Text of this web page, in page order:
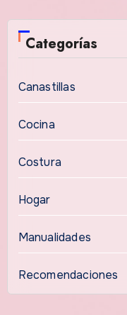
Categorías
Canastillas
Cocina
Costura
Hogar
Manualidades
Recomendaciones